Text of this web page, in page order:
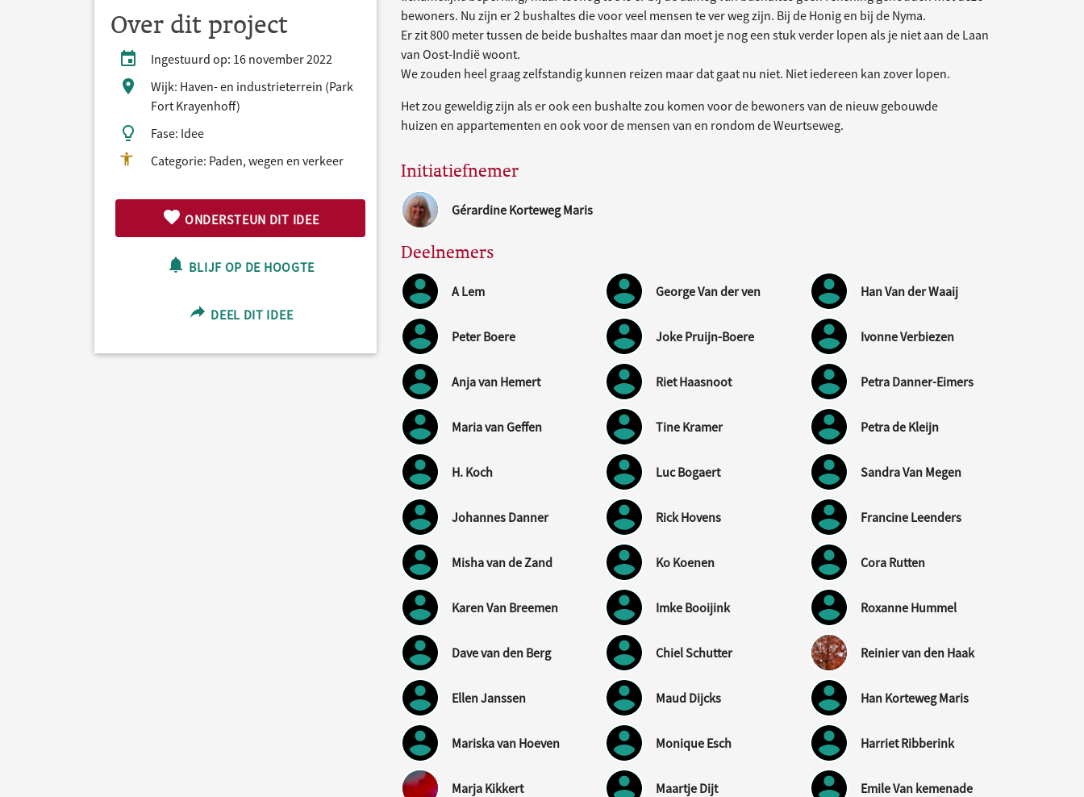
Over dit project
Ingestuurd op: 16 november 2022
Wijk: Haven- en industrieterrein (Park
Fort Krayenhoff)
Fase: Idee
Categorie: Paden, wegen en verkeer
ONDERSTEUN DIT IDEE
BLIJF OP DE HOOGTE
DEEL DIT IDEE
bewoners. Nu zijn er 2 bushaltes die voor veel mensen te ver weg zijn. Bij de Honig en bij de Nyma.
Er zit 800 meter tussen de beide bushaltes maar dan moet je nog een stuk verder lopen als je niet aan de Laan
van Oost-Indië woont.
We zouden heel graag zelfstandig kunnen reizen maar dat gaat nu niet. Niet iedereen kan zover lopen.
Het zou geweldig zijn als er ook een bushalte zou komen voor de bewoners van de nieuw gebouwde
huizen en appartementen en ook voor de mensen van en rondom de Weurtseweg.
Initiatiefnemer
Gérardine Korteweg Maris
Deelnemers
A Lem George Van der ven Han Van der Waaij
Peter Boere Joke Pruijn-Boere Ivonne Verbiezen
Anja van Hemert Riet Haasnoot Petra Danner-Eimers
Maria van Geffen Tine Kramer Petra de Kleijn
H. Koch Luc Bogaert Sandra Van Megen
Johannes Danner Rick Hovens Francine Leenders
Misha van de Zand Ko Koenen Cora Rutten
Karen Van Breemen Imke Booijink Roxanne Hummel
Dave van den Berg Chiel Schutter Reinier van den Haak
Ellen Janssen Maud Dijcks Han Korteweg Maris
Mariska van Hoeven Monique Esch Harriet Ribberink
Marja Kikkert Maartje Dijt Emile Van kemenade